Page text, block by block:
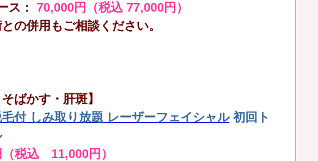
ス：
70,000円（税込 77,000円）
の併用もご相談ください。
そばかす・肝斑】
毛付 しみ取り放題 レーザーフェイシャル 初回ト
（税込 11,000円）